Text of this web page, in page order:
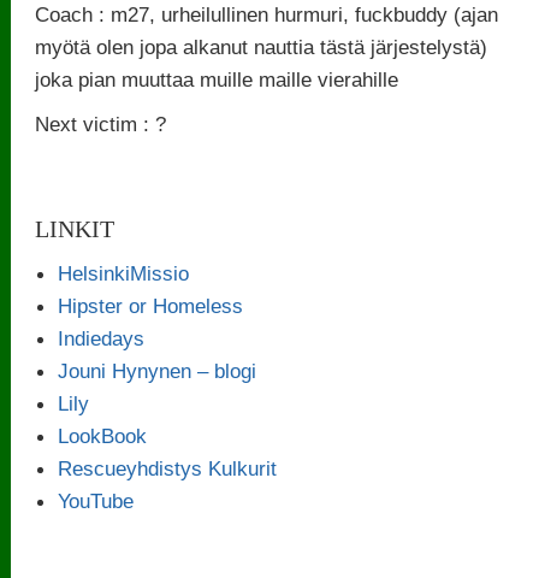
Coach : m27, urheilullinen hurmuri, fuckbuddy (ajan
myötä olen jopa alkanut nauttia tästä järjestelystä)
joka pian muuttaa muille maille vierahille
Next victim : ?
LINKIT
HelsinkiMissio
Hipster or Homeless
Indiedays
Jouni Hynynen – blogi
Lily
LookBook
Rescueyhdistys Kulkurit
YouTube